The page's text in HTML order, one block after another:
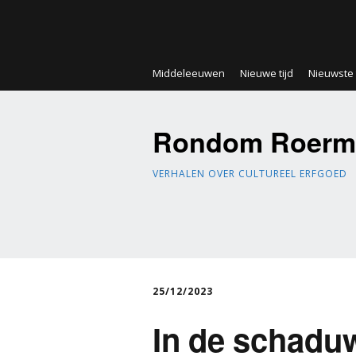
Middeleeuwen Nieuwe tijd Nieuwste
Rondom
VERHALEN OVER CULTUREEL ERFGOED
25/12/2023
In de